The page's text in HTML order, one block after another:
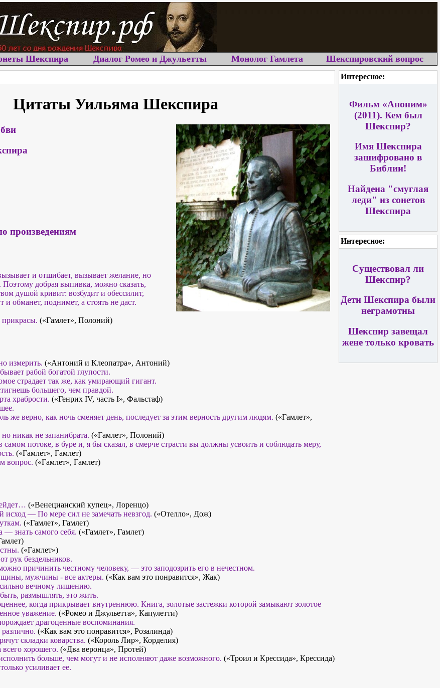
Шекспира Диалог Ромео и Джульетты Монолог Гамлета Шекспировский вопрос
Цитаты Уильяма Шекспира
произведениям
и отшибает, вызывает желание, но
Поэтому добрая выпивка, можно сказать,
душой кривит: возбудит и обессилит,
и обманет, поднимет, а стоять не даст.
(«Гамлет», Полоний)
измерить. («Антоний и Клеопатра», Антоний)
рабой богатой глупости.
страдает так же, как умирающий гигант.
большего, чем правдой.
храбрости. («Генрих IV, часть I», Фальстаф)
же верно, как ночь сменяет день, последует за этим верность другим людям. («Гамлет»,
никак не запанибрата. («Гамлет», Полоний)
самом потоке, в буре и, я бы сказал, в смерче страсти вы должны усвоить и соблюдать меру,
(«Гамлет», Гамлет)
вопрос. («Гамлет», Гамлет)
(«Венецианский купец», Лоренцо)
исход — По мере сил не замечать невзгод. («Отелло», Дож)
(«Гамлет», Гамлет)
— знать самого себя. («Гамлет», Гамлет)
(«Гамлет»)
рук бездельников.
причинить честному человеку, — это заподозрить его в нечестном.
мужчины - все актеры. («Как вам это понравится», Жак)
вечному лишению.
размышлять, это жить.
когда прикрывает внутреннюю. Книга, золотые застежки которой замыкают золотое
уважение. («Ромео и Джульетта», Капулетти)
драгоценные воспоминания.
(«Как вам это понравится», Розалинда)
складки коварства. («Король Лир», Корделия)
хорошего. («Два веронца», Протей)
больше, чем могут и не исполняют даже возможного. («Троил и Крессида», Крессида)
усиливает ее.
Интересное:
Фильм «Аноним»
(2011). Кем был
Шекспир?
Имя Шекспира
зашифровано в
Библии!
Найдена "смуглая
леди" из сонетов
Шекспира
Интересное:
Существовал ли
Шекспир?
Дети Шекспира были
неграмотны
Шекспир завещал
жене только кровать